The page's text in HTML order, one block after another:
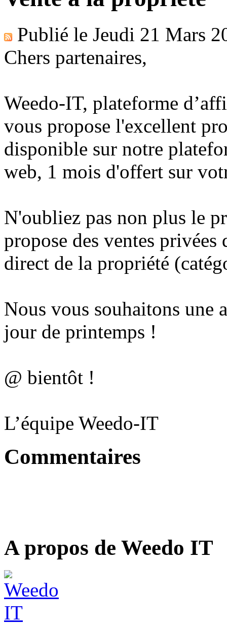
Publié le Jeudi 21 Mars
Chers partenaires,
Weedo-IT, plateforme
vous propose l'excellent
disponible sur notre
web, 1 mois d'offert sur
N'oubliez pas non plus le
propose des ventes
direct de la propriété
Nous vous souhaitons une
jour de printemps !
@ bientôt !
L’équipe Weedo-IT
Commentaires
A propos de Weedo IT